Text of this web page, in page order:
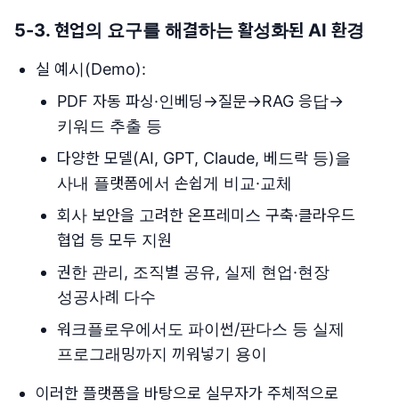
5-3. 현업의 요구를 해결하는 활성화된 AI 환경
실 예시(Demo):
PDF 자동 파싱·인베딩→질문→RAG 응답→
키워드 추출 등
다양한 모델(AI, GPT, Claude, 베드락 등)을
사내 플랫폼에서 손쉽게 비교·교체
회사 보안을 고려한 온프레미스 구축·클라우드
협업 등 모두 지원
권한 관리, 조직별 공유, 실제 현업·현장
성공사례 다수
워크플로우에서도 파이썬/판다스 등 실제
프로그래밍까지 끼워넣기 용이
이러한 플랫폼을 바탕으로 실무자가 주체적으로